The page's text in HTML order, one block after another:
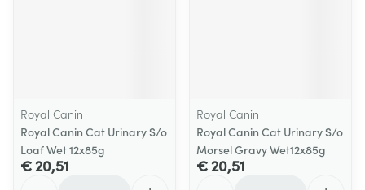
Royal Canin
Royal Canin Cat Urinary S/o
Loaf Wet 12x85g
€ 20,51
Royal Canin
Royal Canin Cat Urinary S/o
Morsel Gravy Wet12x85g
€ 20,51